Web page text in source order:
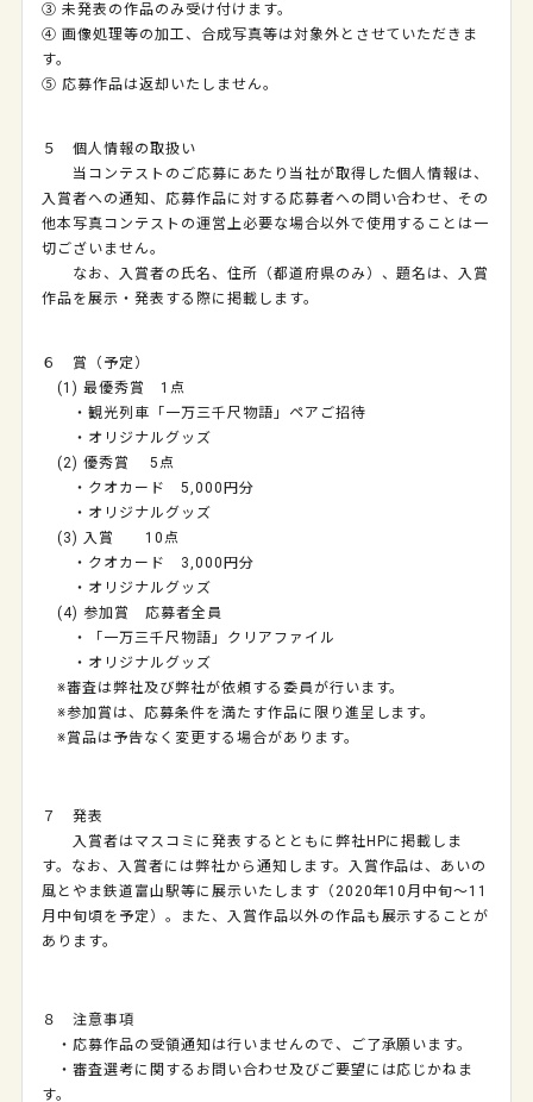
③ 未発表の作品のみ受け付けます。
④ 画像処理等の加工、合成写真等は対象外とさせていただきま
す。
⑤ 応募作品は返却いたしません。
５ 個人情報の取扱い
当コンテストのご応募にあたり当社が取得した個人情報は、
入賞者への通知、応募作品に対する応募者への問い合わせ、その
他本写真コンテストの運営上必要な場合以外で使用することは一
切ございません。
なお、入賞者の氏名、住所（都道府県のみ）、題名は、入賞
作品を展示・発表する際に掲載します。
６ 賞（予定）
(1) 最優秀賞 1点
・観光列車「一万三千尺物語」ペアご招待
・オリジナルグッズ
(2) 優秀賞 5点
・クオカード 5,000円分
・オリジナルグッズ
(3) 入賞 10点
・クオカード 3,000円分
・オリジナルグッズ
(4) 参加賞 応募者全員
・「一万三千尺物語」クリアファイル
・オリジナルグッズ
※審査は弊社及び弊社が依頼する委員が行います。
※参加賞は、応募条件を満たす作品に限り進呈します。
※賞品は予告なく変更する場合があります。
７ 発表
入賞者はマスコミに発表するとともに弊社HPに掲載しま
す。なお、入賞者には弊社から通知します。入賞作品は、あいの
風とやま鉄道富山駅等に展示いたします（2020年10月中旬～11
月中旬頃を予定）。また、入賞作品以外の作品も展示することが
あります。
８ 注意事項
・応募作品の受領通知は行いませんので、ご了承願います。
・審査選考に関するお問い合わせ及びご要望には応じかねま
す。